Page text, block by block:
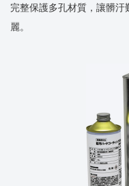
完整保護多孔材質，讓髒
麗。